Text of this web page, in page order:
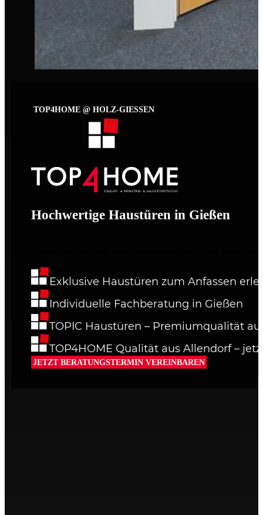
TOP4HOME @ HOLZ-GIESSEN
Hochwertige Haustüren in Gießen
Exklusive Haustüren zum Anfassen
Individuelle Fachberatung in Gießen
TOPIC Haustüren – Premiumqualität
TOP4HOME Qualität aus Allendorf –
JETZT BERATUNGSTERMIN VEREINBAREN